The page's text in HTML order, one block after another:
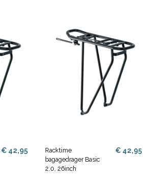
€ 42,95
Racktime
bagagedrager Basic
2.0, 26inch
€ 42,95